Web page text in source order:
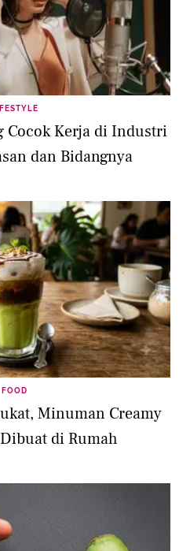
Cocok Kerja di Industri
dan Bidangnya
FOOD
Minuman Creamy
di Rumah